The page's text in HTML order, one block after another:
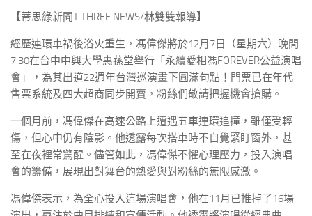
【蒂思綠新聞T.THREE NEWS/林雙雙報導】
經歷連環車禍後浴火重生，馮偉傑將於12月7日（星期六）晚間
7:30在台中中興大學惠蓀堂舉行「永續愛相馮FOREVER公益演唱
會」，為其出道22週年台灣巡演畫下圓滿句點！門票已在年代
售票系統及四大超商同步開賣，粉絲們敬請把握機會搶購。
一個月前，馮偉傑在高速公路上遭遇五車連環追撞，雖僅受輕
傷，但心中仍有陰影。他透露每次搭車時不自覺緊盯窗外，甚
至在夜裡常驚醒。儘管如此，馮偉傑不懼心理壓力，投入演唱
會的籌備，展現出對舞台的熱愛與對粉絲的無限感激。
馮偉傑表示，為全心投入這場演唱會，他在11月已推掉了16場